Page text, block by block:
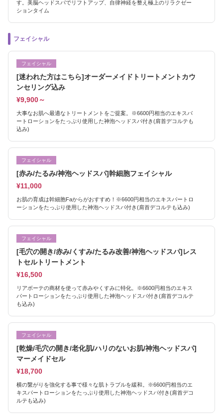
す。美脳ヘッドスパでリフトアップ、自律神経を整え極上のリラクゼー
ションタイム
フェイシャル
フェイシャル
[迷われた方はこちら]オーダーメイドトリートメントカウ
ンセリング込み
¥9,900～
大事なお肌へ最適なトリートメントをご提案。※6600円相当のエキスパ
ートローションをたっぷり使用した神泡ヘッドスパ付き(肩首デコルテも
込み)
フェイシャル
[赤み/たるみ/神泡ヘッドスパ]幹細胞フェイシャル
¥11,000
お肌の育成は幹細胞Faからがおすすめ！※6600円相当のエキスパートロ
ーションをたっぷり使用した神泡ヘッドスパ付き(肩首デコルテも込み)
フェイシャル
[毛穴の開き/赤み/くすみ/たるみ改善/神泡ヘッドスパ]レス
トセルトリートメント
¥16,500
リアボーテの商材を使って赤みやくすみに特化。※6600円相当のエキス
パートローションをたっぷり使用した神泡ヘッドスパ付き(肩首デコルテ
も込み)
フェイシャル
[乾燥/毛穴の開き/老化肌/ハリのないお肌/神泡ヘッドスパ]
マーメイドセル
¥18,700
横の繋がりを強化する事で様々な肌トラブルを緩和。※6600円相当のエ
キスパートローションをたっぷり使用した神泡ヘッドスパ付き(肩首デコ
ルテも込み)